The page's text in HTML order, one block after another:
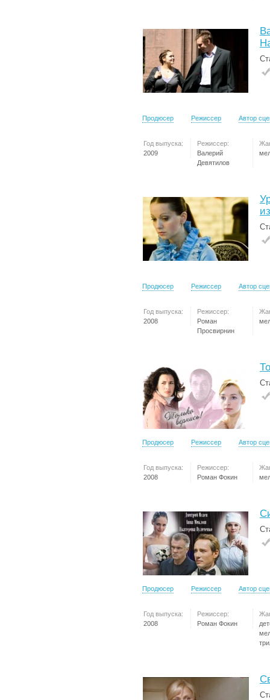
Продюсер Режиссер Автор
Год выпуска:
2009
Режиссер:
Валерий
Девятилов
Продюсер Режиссер Автор
Год выпуска:
2008
Режиссер:
Роман
Просвирнин
Продюсер Режиссер Автор
Год выпуска:
2008
Режиссер:
Роман Фокин
Продюсер Режиссер Автор
Год выпуска:
2008
Режиссер:
Роман Фокин